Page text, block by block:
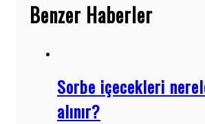
Benzer Haberler
Sorbe içecekleri
alınır?